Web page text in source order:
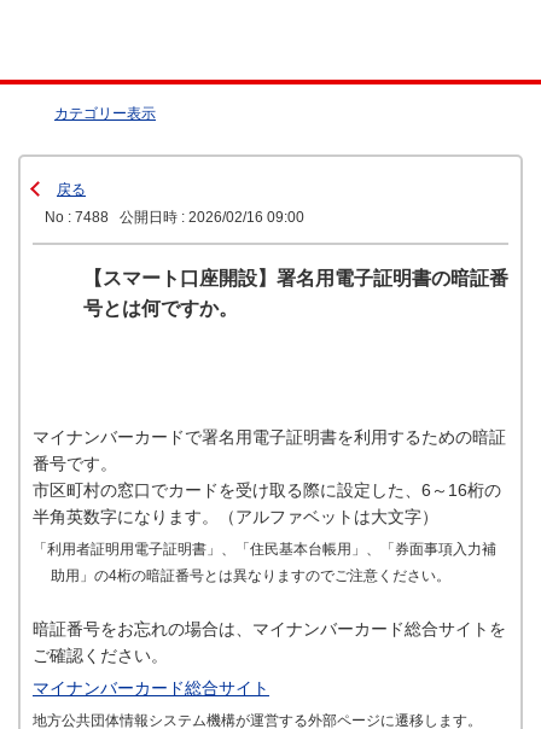
カテゴリー表示
戻る
No : 7488
公開日時 : 2026/02/16 09:00
【スマート口座開設】署名用電子証明書の暗証番
号とは何ですか。
マイナンバーカードで署名用電子証明書を利用するための暗証
番号です。
市区町村の窓口でカードを受け取る際に設定した、6～16桁の
半角英数字になります。（アルファベットは大文字）
「利用者証明用電子証明書」、「住民基本台帳用」、「券面事項入力補
助用」の4桁の暗証番号とは異なりますのでご注意ください。
暗証番号をお忘れの場合は、マイナンバーカード総合サイトを
ご確認ください。
マイナンバーカード総合サイト
地方公共団体情報システム機構が運営する外部ページに遷移します。